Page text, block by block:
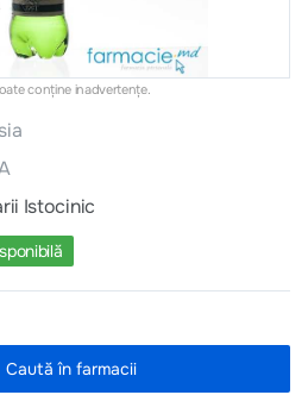
conţine inadvertenţe.
Istocinic
Caută în farmacii